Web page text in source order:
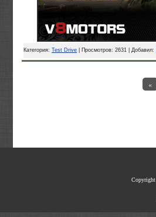
Категория: Test Drive | Просмотров: 2631 | Добавил:
«